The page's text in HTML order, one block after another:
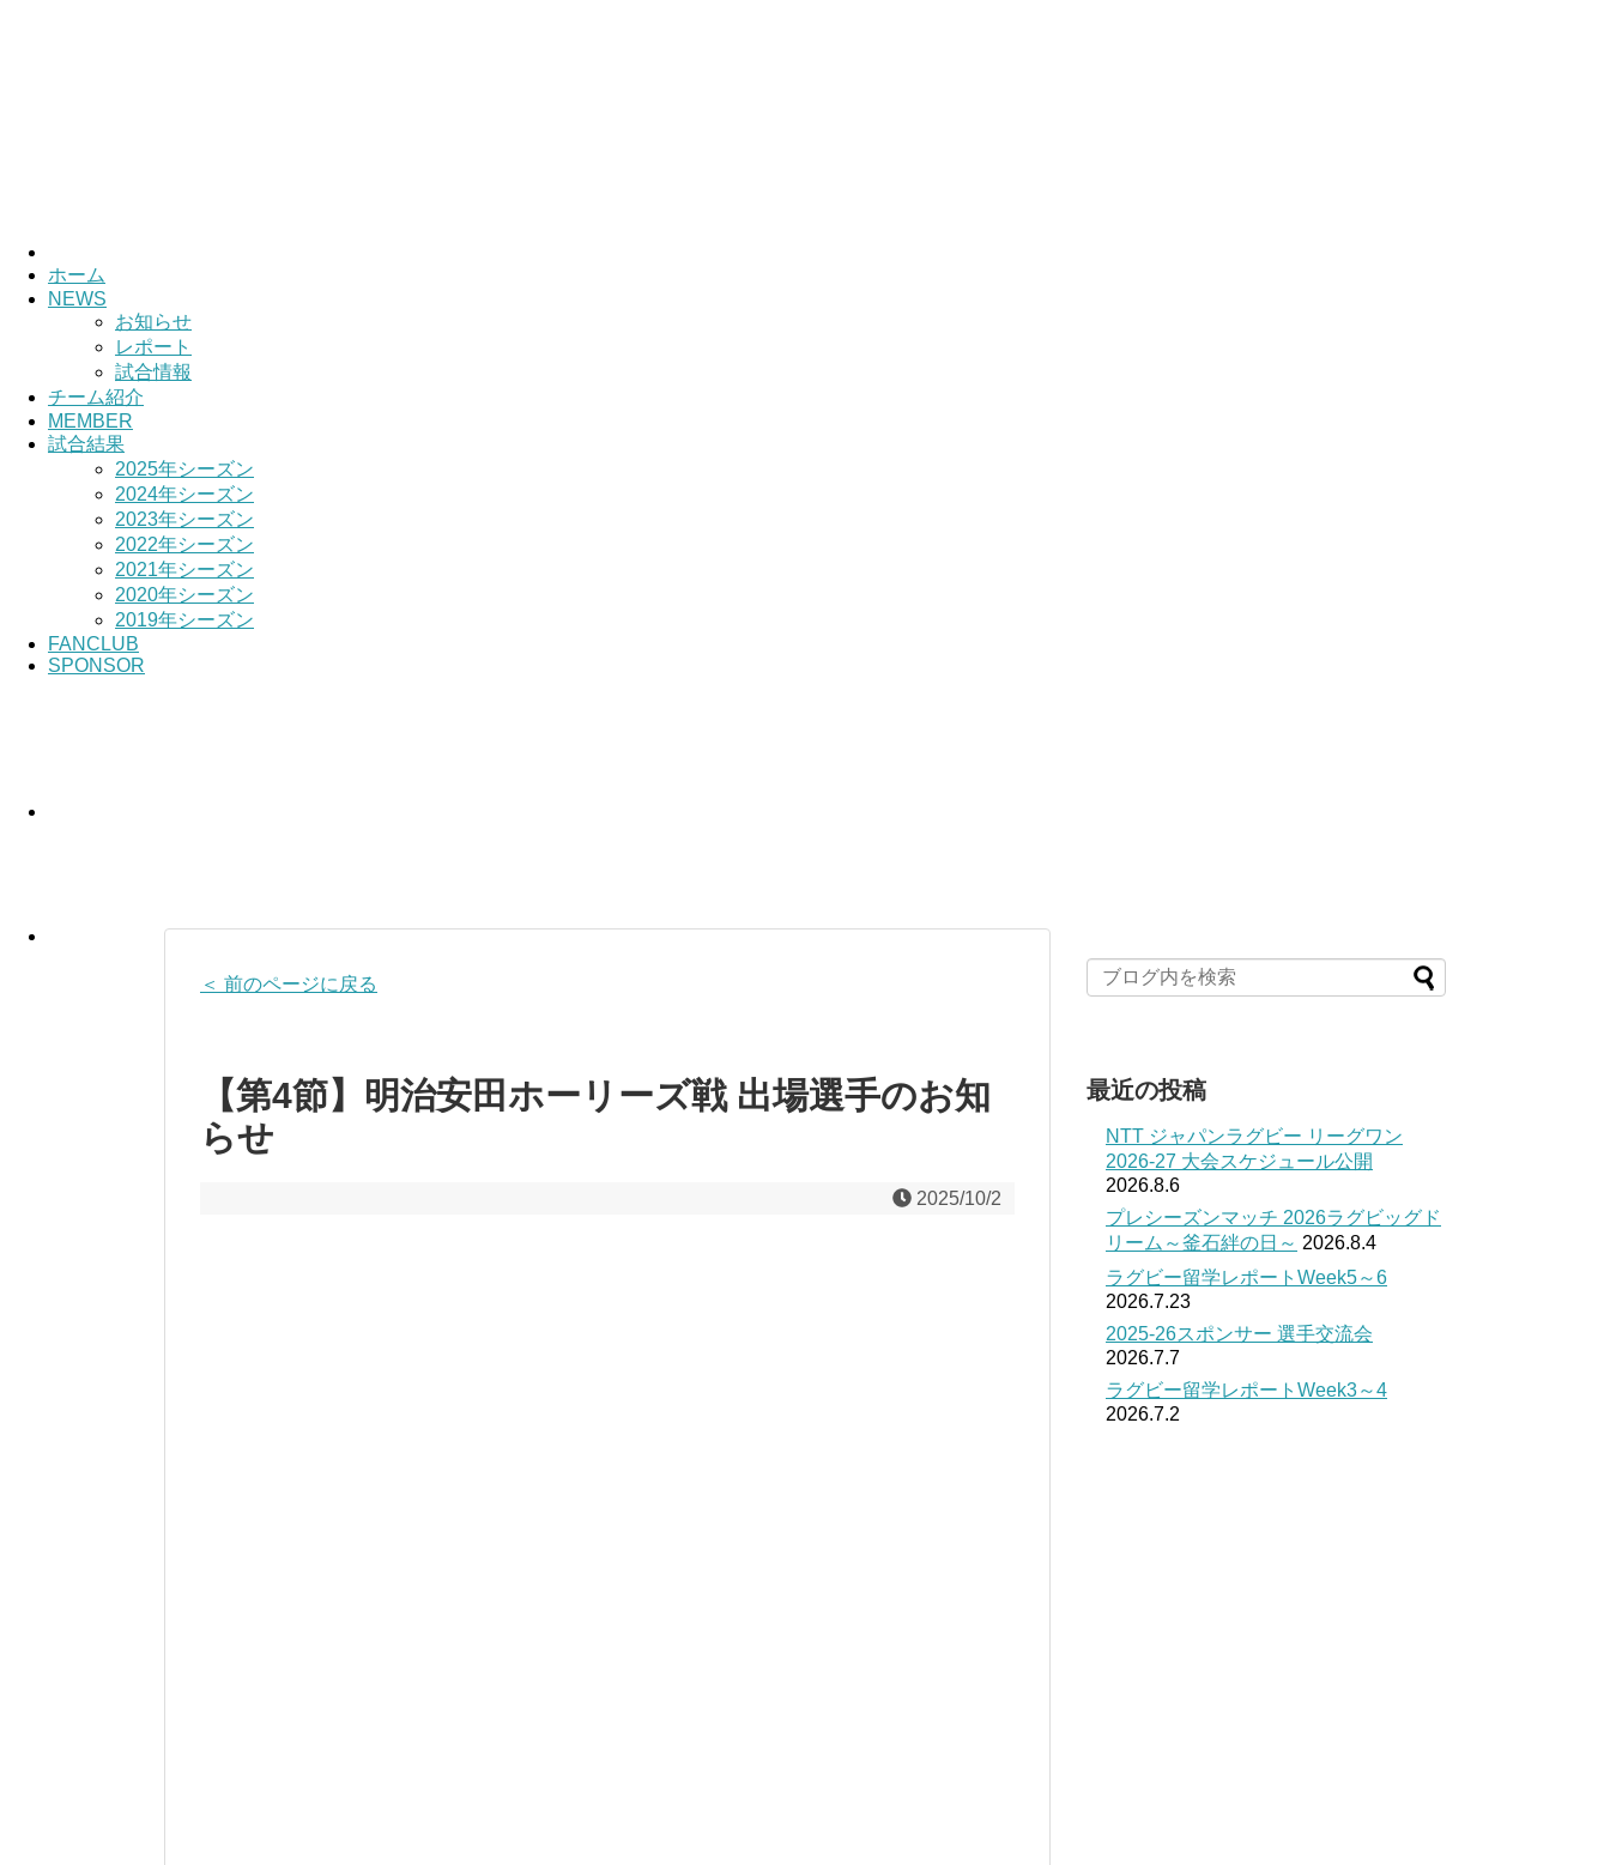
ホーム
NEWS
お知らせ
レポート
試合情報
チーム紹介
MEMBER
試合結果
2025年シーズン
2024年シーズン
2023年シーズン
2022年シーズン
2021年シーズン
2020年シーズン
2019年シーズン
FANCLUB
SPONSOR
＜ 前のページに戻る
【第4節】明治安田ホーリーズ戦 出場選手のお知
らせ
2025/10/2
最近の投稿
NTT ジャパンラグビー リーグワン
2026-27 大会スケジュール公開
2026.8.6
プレシーズンマッチ 2026ラグビッグド
リーム～釜石絆の日～ 2026.8.4
ラグビー留学レポートWeek5～6
2026.7.23
2025-26スポンサー 選手交流会
2026.7.7
ラグビー留学レポートWeek3～4
2026.7.2